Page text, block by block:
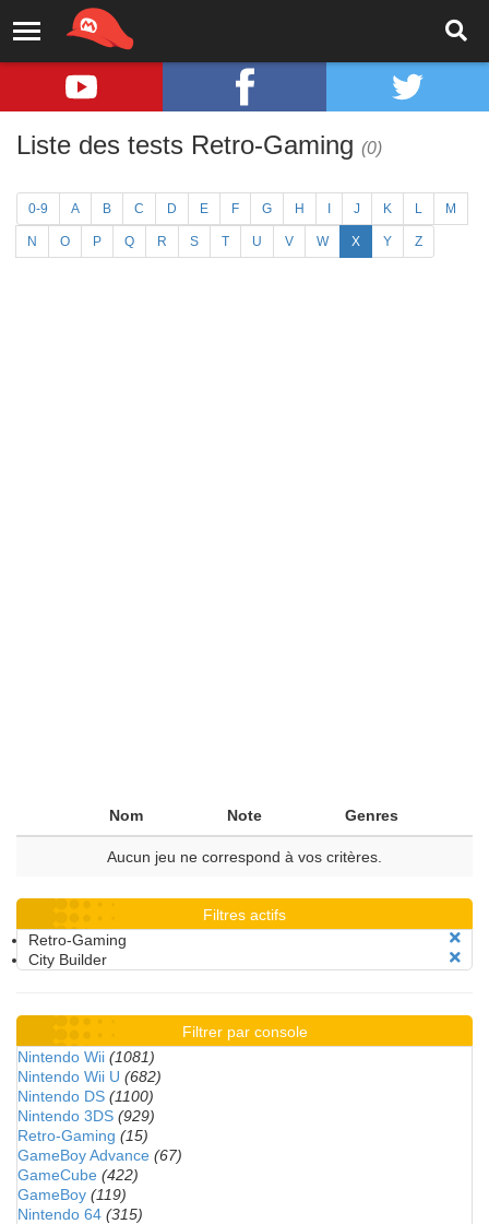
Liste des tests Retro-Gaming (0)
0-9 A B C D E F G H J K L M
N O P Q R S T U V W X Y Z
Nom Note Genres
Aucun jeu ne correspond à vos critères.
Filtres actifs
Retro-Gaming
City Builder
Filtrer par console
Nintendo Wii (1081)
Nintendo Wii U (682)
Nintendo DS (1100)
Nintendo 3DS (929)
Retro-Gaming (15)
GameBoy Advance (67)
GameCube (422)
GameBoy (119)
Nintendo 64 (315)